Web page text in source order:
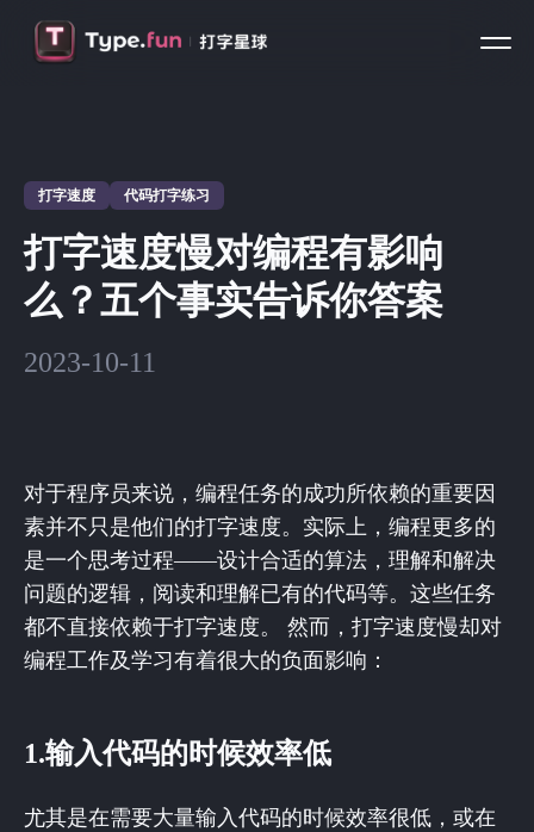
打字速度 代码打字练习
打字速度慢对编程有影响
么？五个事实告诉你答案
2023-10-11
对于程序员来说，编程任务的成功所依赖的重要因
素并不只是他们的打字速度。实际上，编程更多的
是一个思考过程——设计合适的算法，理解和解决
问题的逻辑，阅读和理解已有的代码等。这些任务
都不直接依赖于打字速度。 然而，打字速度慢却对
编程工作及学习有着很大的负面影响：
1.输入代码的时候效率低
尤其是在需要大量输入代码的时候效率很低，或在